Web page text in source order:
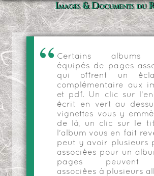
Images & Documents du
Certains albums
équipés de pages
qui offrent un
complémentaire aux
et pdf. Un clic sur
écrit en vert au
vignettes vous y
de là, un clic sur le
l'album vous en fait
peut y avoir plusieurs
associées pour un
pages peuvent
associées à plusieurs